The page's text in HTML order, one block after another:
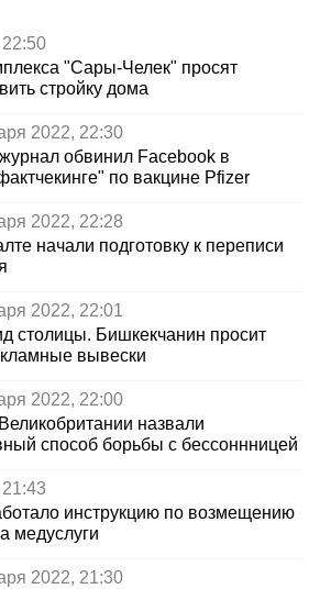
"Сары-Челек" просят
стройку дома
2022, 22:30
обвинил Facebook в
по вакцине Pfizer
2022, 22:28
начали подготовку к переписи
2022, 22:01
столицы. Бишкекчанин просит
вывески
2022, 22:00
назвали
способ борьбы с бессоннницей
инструкцию по возмещению
медуслуги
2022, 21:30